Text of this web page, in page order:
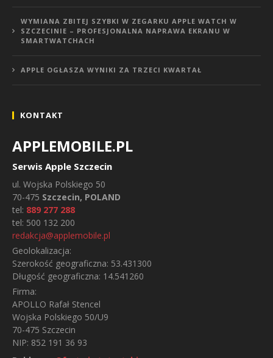
WYMIANA ZBITEJ SZYBKI W ZEGARKU APPLE WATCH W
SZCZECINIE – PROFESJONALNA NAPRAWA EKRANU W
SMARTWATCHACH
APPLE OGŁASZA WYNIKI ZA TRZECI KWARTAŁ
KONTAKT
APPLEMOBILE.PL
Serwis Apple Szczecin
ul. Wojska Polskiego 50
70-475 Szczecin, POLAND
tel: 889 277 288
tel: 500 132 200
redakcja@applemobile.pl
Geolokalizacja:
Szerokość geograficzna: 53.431300
Długość geograficzna: 14.541260
Firma:
APOLLO Rafał Stencel
Wojska Polskiego 50/U9
70-475 Szczecin
NIP: 852 191 36 93